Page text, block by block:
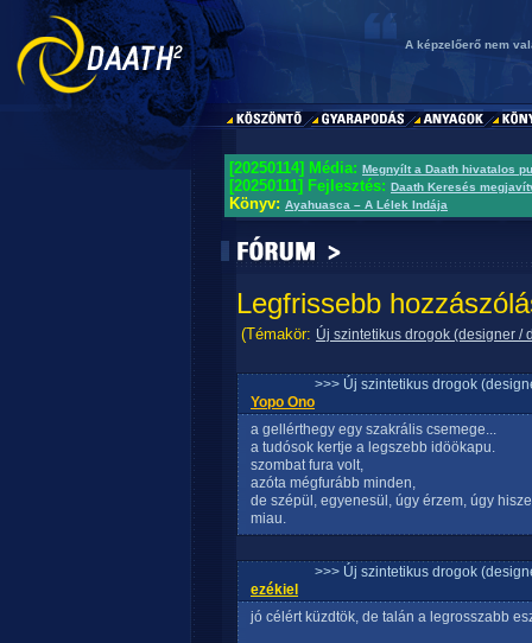
A képzelőerő nem
[20250114] Média: Megnyílt a Daath hivatalos
[20250111] Fejlesztés: Daath Keresés
Könyv: Ayahuasca – A Lélek Indája
Legfrissebb
(Témakör: Új szintetikus drogok (designer /
>>> Új szintetikus drogok
Yopo Ono
a gellérthegy egy szakrális csemege...
a tudósok kertje a legszebb idöökapu.
szombat fura volt,
azóta mégfurább minden,
de szépül, egyenesül, úgy érzem, úgy
miau.
>>> Új szintetikus drogok
ezékiel
jó célért küzdtök, de talán a legrosszabb